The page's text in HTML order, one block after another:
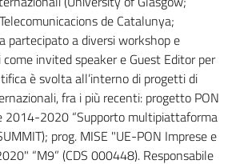
de Catalunya;
partecipato a diversi workshop e
invited speaker e Guest Editor per
è svolta all’interno di progetti di
fra i più recenti: progetto PON
2014-2020 “Supporto multipiattaforma
prog. MISE "UE-PON Imprese e
“M9” (CDS 000448). Responsabile